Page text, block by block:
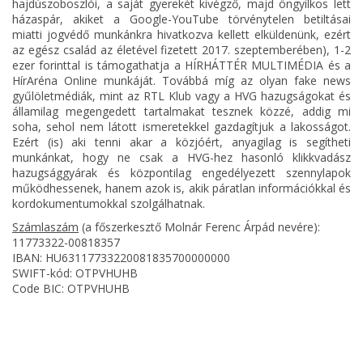
hajdúszoboszlói, a saját gyerekét kivégző, majd öngyilkos lett
házaspár, akiket a Google-YouTube törvénytelen betiltásai
miatti jogvédő munkánkra hivatkozva kellett elküldenünk, ezért
az egész család az életével fizetett 2017. szeptemberében), 1-2
ezer forinttal is támogathatja a HÍRHÁTTÉR MULTIMÉDIA és a
HírAréna Online munkáját. Továbbá míg az olyan fake news
gyűlöletmédiák, mint az RTL Klub vagy a HVG hazugságokat és
államilag megengedett tartalmakat tesznek közzé, addig mi
soha, sehol nem látott ismeretekkel gazdagítjuk a lakosságot.
Ezért (is) aki tenni akar a közjóért, anyagilag is segítheti
munkánkat, hogy ne csak a HVG-hez hasonló klikkvadász
hazugsággyárak és központilag engedélyezett szennylapok
működhessenek, hanem azok is, akik páratlan információkkal és
kordokumentumokkal szolgálhatnak.
Számlaszám (a főszerkesztő Molnár Ferenc Árpád nevére):
11773322-00818357
IBAN: HU63117733220081835700000000
SWIFT-kód: OTPVHUHB
Code BIC: OTPVHUHB